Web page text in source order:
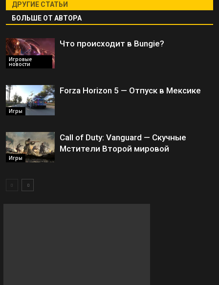
ДРУГИЕ СТАТЬИ
БОЛЬШЕ ОТ АВТОРА
Игровые
новости
Что происходит в Bungie?
Игры
Forza Horizon 5 — Отпуск в Мексике
Игры
Call of Duty: Vanguard — Скучные
Мстители Второй мировой